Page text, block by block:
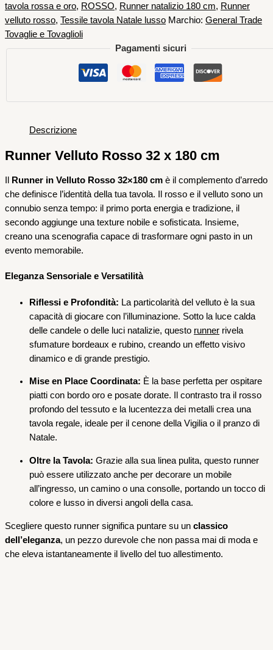
tavola rossa e oro, ROSSO, Runner natalizio 180 cm, Runner
velluto rosso, Tessile tavola Natale lusso Marchio: General Trade
Tovaglie e Tovaglioli
Pagamenti sicuri
Descrizione
Runner Velluto Rosso 32 x 180 cm
Runner in Velluto Rosso 32×180 cm è il complemento d’arredo
che definisce l’identità della tua tavola. Il rosso e il velluto sono un
connubio senza tempo: il primo porta energia e tradizione, il
secondo aggiunge una texture nobile e sofisticata. Insieme,
creano una scenografia capace di trasformare ogni pasto in un
evento memorabile.
Eleganza Sensoriale e Versatilità
Riflessi e Profondità: La particolarità del velluto è la sua
capacità di giocare con l’illuminazione. Sotto la luce calda
delle candele o delle luci natalizie, questo runner rivela
sfumature bordeaux e rubino, creando un effetto visivo
dinamico e di grande prestigio.
Mise en Place Coordinata: È la base perfetta per ospitare
piatti con bordo oro e posate dorate. Il contrasto tra il rosso
profondo del tessuto e la lucentezza dei metalli crea una
tavola regale, ideale per il cenone della Vigilia o il pranzo di
Natale.
Oltre la Tavola: Grazie alla sua linea pulita, questo runner
può essere utilizzato anche per decorare un mobile
all’ingresso, un camino o una consolle, portando un tocco di
colore e lusso in diversi angoli della casa.
Scegliere questo runner significa puntare su un classico
dell’eleganza, un pezzo durevole che non passa mai di moda e
che eleva istantaneamente il livello del tuo allestimento.